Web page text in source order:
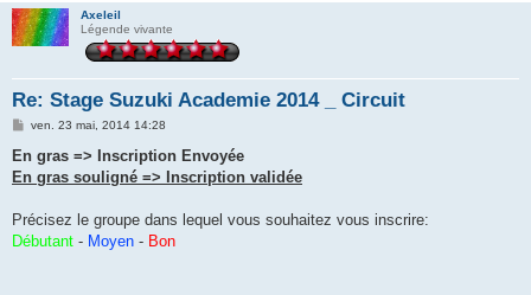
Axeleil
Légende vivante
Re: Stage Suzuki Academie 2014 _ Circuit
M
s
a
ven. 23 mai, 2014 14:28
En gras => Inscription Envoyée
En gras souligné => Inscription validée
Précisez le groupe dans lequel vous souhaitez vous inscrire:
Débutant - Moyen - Bon